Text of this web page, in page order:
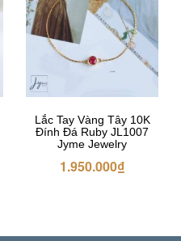
Lắc Tay Vàng Tây 10K
Đính Đá Ruby JL1007
Jyme Jewelry
1.950.000₫